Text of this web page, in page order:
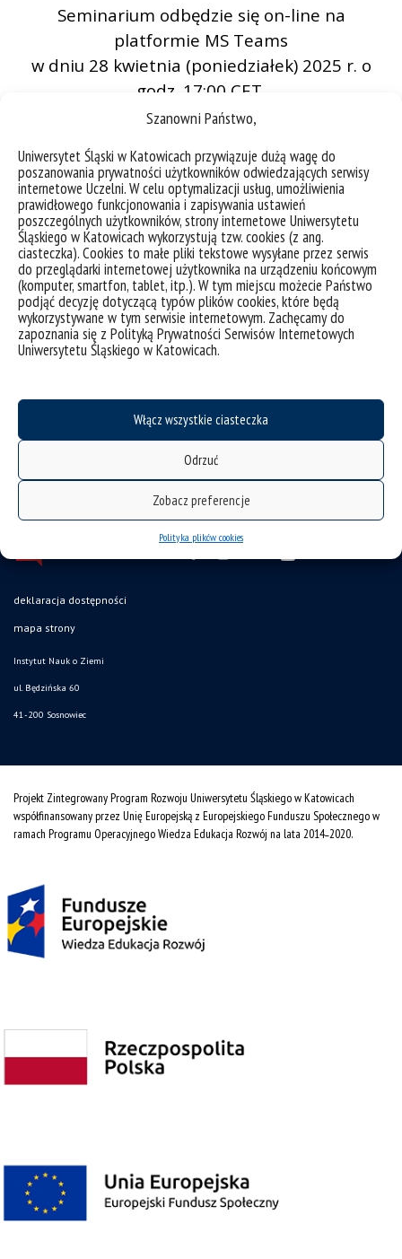
Szanowni Państwo,
Uniwersytet Śląski w Katowicach przywiązuje dużą wagę do
poszanowania prywatności użytkowników odwiedzających serwisy
internetowe Uczelni. W celu optymalizacji usług, umożliwienia
prawidłowego funkcjonowania i zapisywania ustawień
poszczególnych użytkowników, strony internetowe Uniwersytetu
Śląskiego w Katowicach wykorzystują tzw. cookies (z ang.
ciasteczka). Cookies to małe pliki tekstowe wysyłane przez serwis
do przeglądarki internetowej użytkownika na urządzeniu końcowym
(komputer, smartfon, tablet, itp.). W tym miejscu możecie Państwo
podjąć decyzję dotyczącą typów plików cookies, które będą
wykorzystywane w tym serwisie internetowym. Zachęcamy do
zapoznania się z Polityką Prywatności Serwisów Internetowych
Uniwersytetu Śląskiego w Katowicach.
Włącz wszystkie ciasteczka
Odrzuć
Zobacz preferencje
Polityka plików cookies
Seminarium odbędzie się on-line na
platformie MS Teams
w dniu 28 kwietnia (poniedziałek) 2025 r. o
godz. 17:00 CET.
Link do uczestnictwa w spotkaniu:
Seminarium Centrum Badań Zmian Klimatu
UMK
Z biogramem Pana prelegenta oraz
streszczeniem referatu
można zapoznać się na stronie Centrum
https://cccr.umk.pl/
Więcej informacji na plakacie
deklaracja dostępności
mapa strony
Instytut Nauk o Ziemi
ul. Będzińska 60
41-200 Sosnowiec
Projekt Zintegrowany Program Rozwoju Uniwersytetu Śląskiego w Katowicach
współfinansowany przez Unię Europejską z Europejskiego Funduszu Społecznego w
ramach Programu Operacyjnego Wiedza Edukacja Rozwój na lata 2014˗2020.